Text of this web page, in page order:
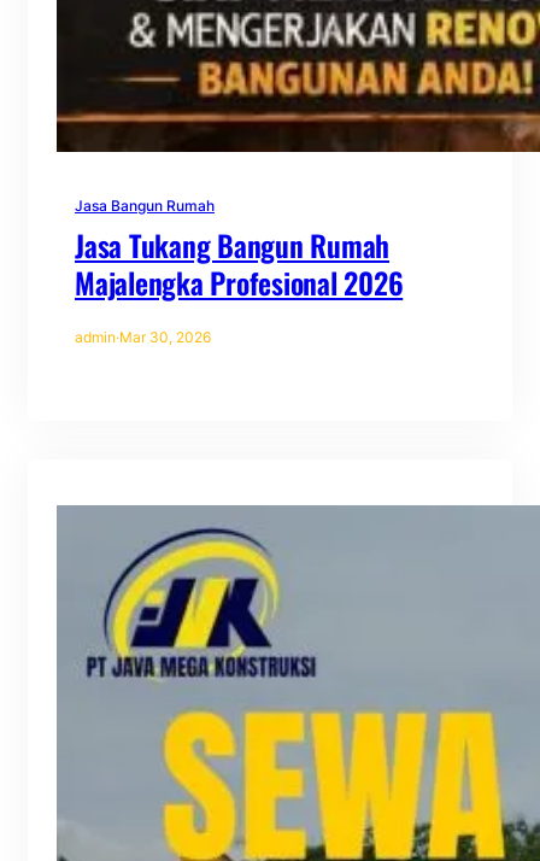
Jasa Bangun Rumah
Jasa Tukang Bangun Rumah
Majalengka Profesional 2026
admin·Mar 30, 2026